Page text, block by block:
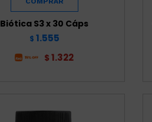
Biótica S3 x 30 Cáps
$ 1.555
$ 1.322